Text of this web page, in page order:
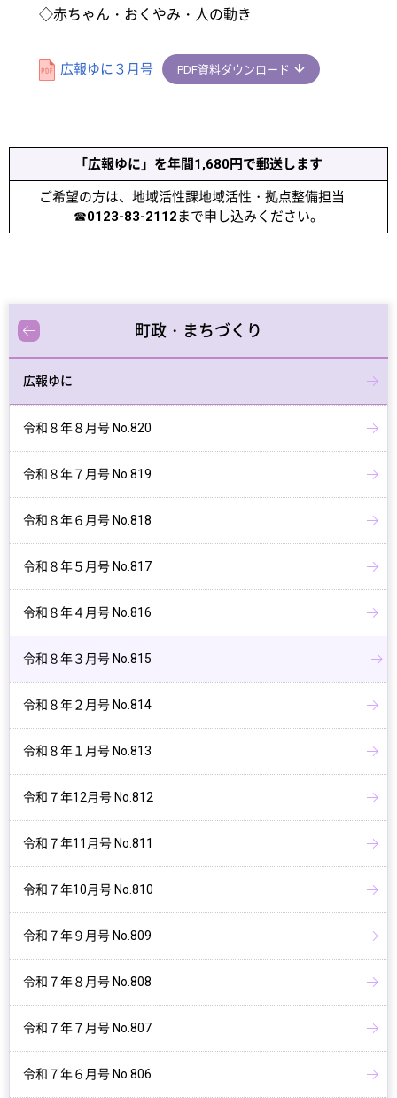
◇赤ちゃん・おくやみ・人の動き
広報ゆに３月号 PDF資料ダウンロード
「広報ゆに」を年間1,680円で郵送します
ご希望の方は、地域活性課地域活性・拠点整備担当
☎0123-83-2112まで申し込みください。
町政・まちづくり
広報ゆに
令和８年８月号 No.820
令和８年７月号 No.819
令和８年６月号 No.818
令和８年５月号 No.817
令和８年４月号 No.816
令和８年３月号 No.815
令和８年２月号 No.814
令和８年１月号 No.813
令和７年12月号 No.812
令和７年11月号 No.811
令和７年10月号 No.810
令和７年９月号 No.809
令和７年８月号 No.808
令和７年７月号 No.807
令和７年６月号 No.806